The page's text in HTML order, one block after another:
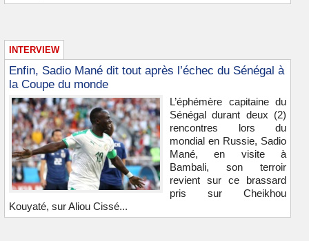
INTERVIEW
Enfin, Sadio Mané dit tout après l’échec du Sénégal à
la Coupe du monde
L’éphémère capitaine du
Sénégal durant deux (2)
rencontres lors du
mondial en Russie, Sadio
Mané, en visite à
Bambali, son terroir
revient sur ce brassard
pris sur Cheikhou
Kouyaté, sur Aliou Cissé...